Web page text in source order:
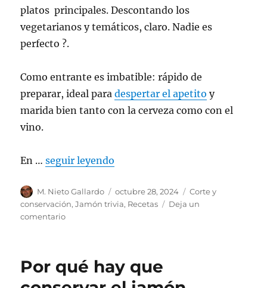
platos principales. Descontando los
vegetarianos y temáticos, claro. Nadie es
perfecto ?.
Como entrante es imbatible: rápido de
preparar, ideal paradespertar el apetito y
marida bien tanto con la cerveza como con el
vino.
En …seguir leyendo
Autor
M. Nieto Gallardo
Publicado
el
octubre 28, 2024 Categorías
Corte y
conservación,Jamón trivia, Recetas
Deja un
comentario
para
tu
Por qué hay que